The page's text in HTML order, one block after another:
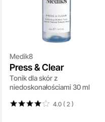
Medik8
Press & Clear
Tonik dla skór z
niedoskonałościami 30 ml
4.0 ( 2 )